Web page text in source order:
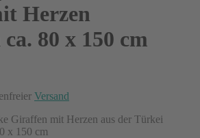
Herzen
80 x 150 cm
Versand
Giraffen mit Herzen aus der Türkei
x 150 cm